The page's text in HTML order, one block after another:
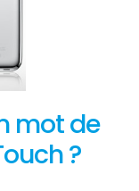
mot de
?